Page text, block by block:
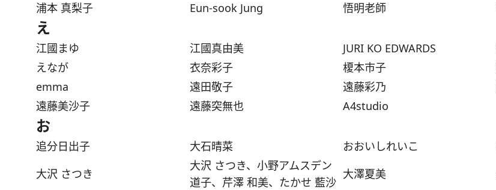
浦本 真梨子
Eun-sook Jung 悟明老師
え
江國まゆ 江國真由美 JURI KO EDWARDS
えなが
衣奈彩子 榎本市子
emma
遠田敬子 遠藤彩乃
遠藤美沙子
遠藤突無也 A4studio
お
追分日出子 大石晴菜 おおいしれいこ
大沢 さつき
大沢 さつき、小野アムスデン
道子、芹澤 和美、たかせ 藍沙
大澤夏美